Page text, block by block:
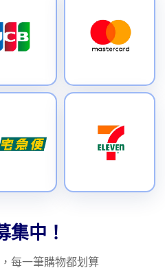
集中！
每一筆購物都划算